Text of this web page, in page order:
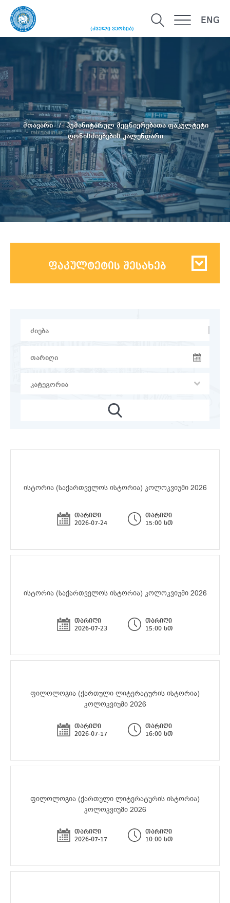
(ძველი ვერსია)
ENG
მთავარი
ჰუმანიტარულ მეცნიერებათა ფაკულტეტი
ღონისძიებების კალენდარი
ფაკულტეტის შესახებ
ისტორია (საქართველოს ისტორია) კოლოკვიუმი 2026
თარიღი
2026-07-24
თარიღი
15:00 სთ
ისტორია (საქართველოს ისტორია) კოლოკვიუმი 2026
თარიღი
2026-07-23
თარიღი
15:00 სთ
ფილოლოგია (ქართული ლიტერატურის ისტორია)
კოლოკვიუმი 2026
თარიღი
2026-07-17
თარიღი
16:00 სთ
ფილოლოგია (ქართული ლიტერატურის ისტორია)
კოლოკვიუმი 2026
თარიღი
2026-07-17
თარიღი
10:00 სთ